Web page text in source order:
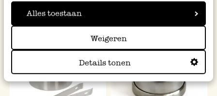
Alles toestaan
Weigeren
Details tonen